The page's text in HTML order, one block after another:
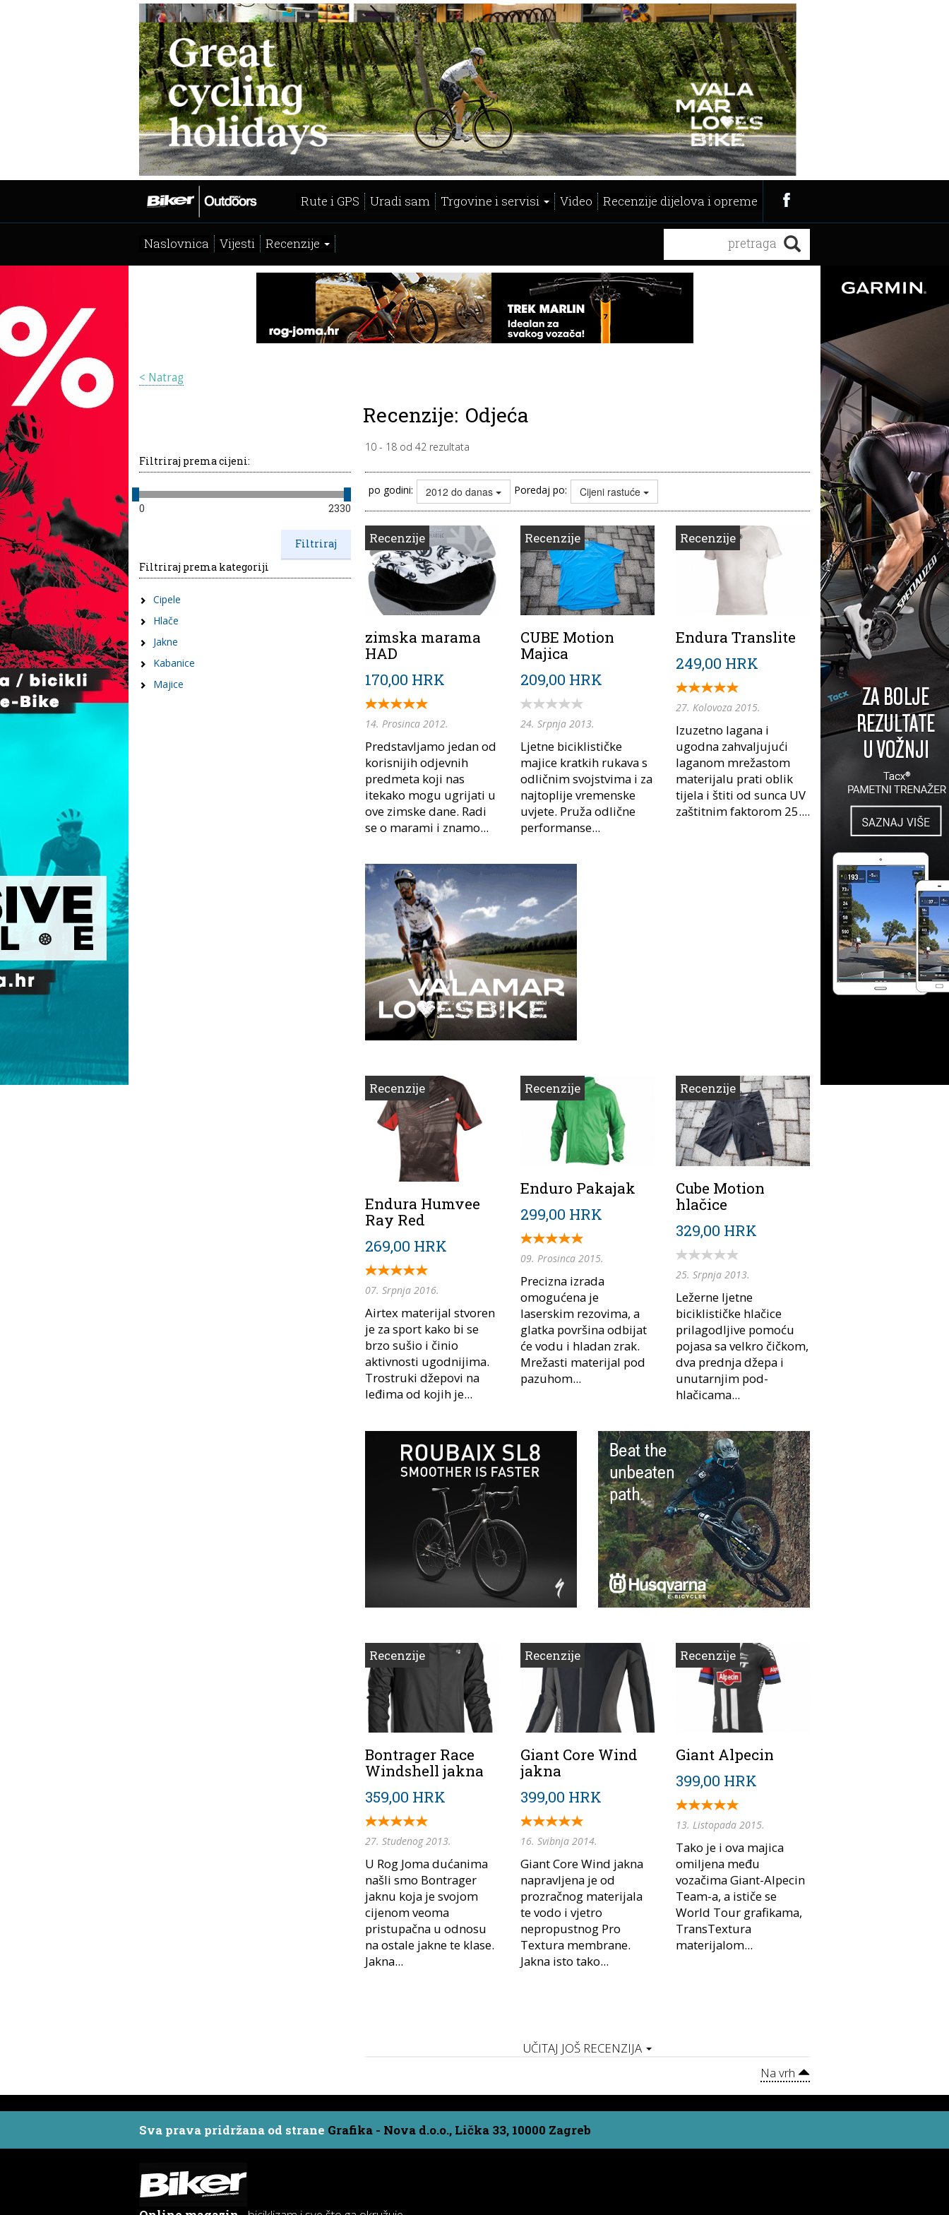
Rute i GPS Uradi sam Trgovine i servisi Video Recenzije dijelova i opreme
Naslovnica Vijesti Recenzije
< Natrag
Recenzije: Odjeća
10 - 18 od 42 rezultata
Filtriraj prema cijeni:
0 2330
Filtriraj prema kategoriji
Cipele
Hlače
Jakne
Kabanice
Majice
po godini: 2012 do danas Poredaj po: Cijeni rastuće
Recenzije
zimska marama
HAD
170,00 HRK
14. Prosinca 2012.
Predstavljamo jedan od
korisnijih odjevnih
predmeta koji nas
itekako mogu ugrijati u
ove zimske dane. Radi
se o marami i znamo...
Recenzije
CUBE Motion
Majica
209,00 HRK
24. Srpnja 2013.
Ljetne biciklističke
majice kratkih rukava s
odličnim svojstvima i za
najtoplije vremenske
uvjete. Pruža odlične
performanse...
Recenzije
Endura Translite
249,00 HRK
27. Kolovoza 2015.
Izuzetno lagana i
ugodna zahvaljujući
laganom mrežastom
materijalu prati oblik
tijela i štiti od sunca UV
zaštitnim faktorom 25....
Recenzije
Endura Humvee
Ray Red
269,00 HRK
07. Srpnja 2016.
Airtex materijal stvoren
je za sport kako bi se
brzo sušio i činio
aktivnosti ugodnijima.
Trostruki džepovi na
leđima od kojih je...
Recenzije
Enduro Pakajak
299,00 HRK
09. Prosinca 2015.
Precizna izrada
omogućena je
laserskim rezovima, a
glatka površina odbijat
će vodu i hladan zrak.
Mrežasti materijal pod
pazuhom...
Recenzije
Cube Motion
hlačice
329,00 HRK
25. Srpnja 2013.
Ležerne ljetne
biciklističke hlačice
prilagodljive pomoću
pojasa sa velkro čičkom,
dva prednja džepa i
unutarnjim pod-
hlačicama...
Recenzije
Bontrager Race
Windshell jakna
359,00 HRK
27. Studenog 2013.
U Rog Joma dućanima
našli smo Bontrager
jaknu koja je svojom
cijenom veoma
pristupačna u odnosu
na ostale jakne te klase.
Jakna...
Recenzije
Giant Core Wind
jakna
399,00 HRK
16. Svibnja 2014.
Giant Core Wind jakna
napravljena je od
prozračnog materijala
te vodo i vjetro
nepropustnog Pro
Textura membrane.
Jakna isto tako...
Recenzije
Giant Alpecin
399,00 HRK
13. Listopada 2015.
Tako je i ova majica
omiljena među
vozačima Giant-Alpecin
Team-a, a ističe se
World Tour grafikama,
TransTextura
materijalom...
UČITAJ JOŠ RECENZIJA
Na vrh
Sva prava pridržana od strane Grafika - Nova d.o.o., Lička 33, 10000 Zagreb